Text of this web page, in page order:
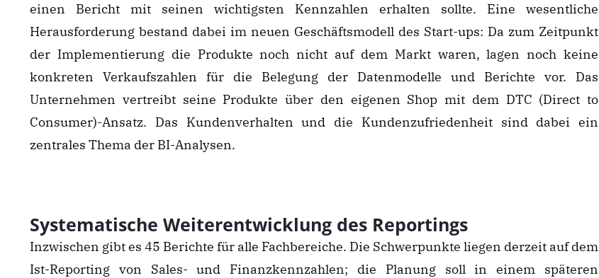
einen Bericht mit seinen wichtigsten Kennzahlen erhalten sollte. Eine wesentliche
Herausforderung bestand dabei im neuen Geschäftsmodell des Start-ups: Da zum Zeitpunkt
der Implementierung die Produkte noch nicht auf dem Markt waren, lagen noch keine
konkreten Verkaufszahlen für die Belegung der Datenmodelle und Berichte vor. Das
Unternehmen vertreibt seine Produkte über den eigenen Shop mit dem DTC (Direct to
Consumer)-Ansatz. Das Kundenverhalten und die Kundenzufriedenheit sind dabei ein
zentrales Thema der BI-Analysen.
Systematische Weiterentwicklung des Reportings
Inzwischen gibt es 45 Berichte für alle Fachbereiche. Die Schwerpunkte liegen derzeit auf dem
Ist-Reporting von Sales- und Finanzkennzahlen; die Planung soll in einem späteren